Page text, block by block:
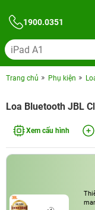
1900.0351
Trang chủ Phụ kiện
Loa Bluetooth JBL
Xem cấu hình